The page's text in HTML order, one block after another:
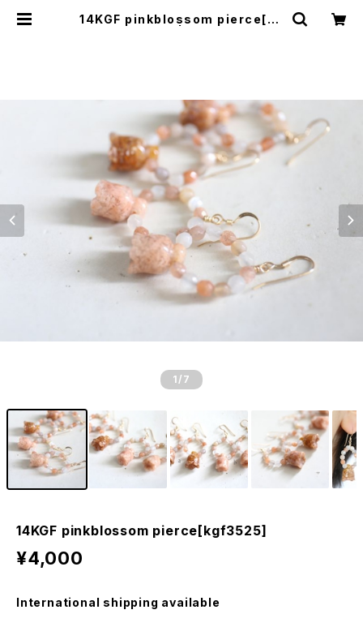
14KGF pinkblossom pierce[kg
1 /7
14KGF pinkblossom pierce[kgf3525]
¥4,000
International shipping available